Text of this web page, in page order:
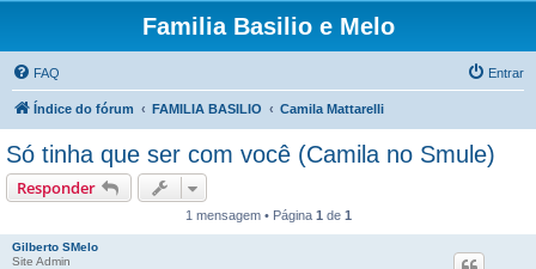
Familia Basilio e Melo
FAQ Entrar
Índice do fórum FAMILIA BASILIO Camila Mattarelli
Só tinha que ser com você (Camila no Smule)
Responder
1 mensagem • Página 1 de 1
Gilberto SMelo
Site Admin